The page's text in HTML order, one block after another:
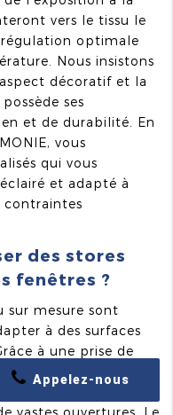
vers le tissu le
optimale
Nous insistons
décoratif et la
ses
et de durabilité. En
vous
qui vous
et adapté à
contraintes
des stores
fenêtres ?
sur mesure sont
à des surfaces
à une prise de
de fabrication
qui garantissent
vastes ouvertures. Le
Appelez-nous